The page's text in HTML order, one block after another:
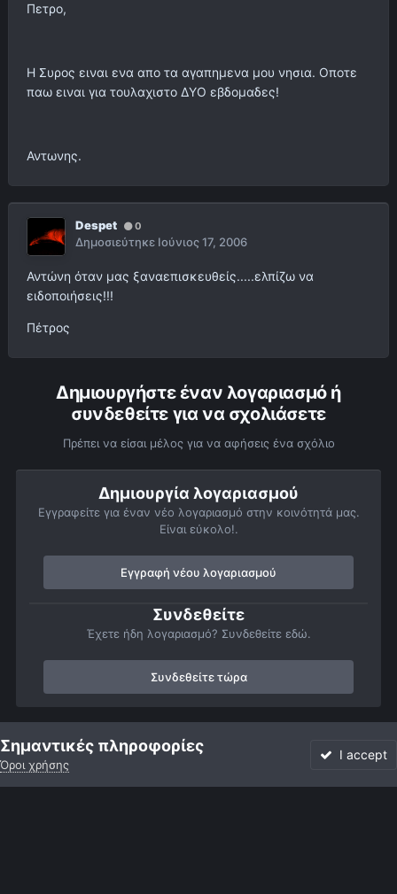
Πετρο,
Η Συρος ειναι ενα απο τα αγαπημενα μου νησια. Οποτε
παω ειναι για τουλαχιστο ΔΥΟ εβδομαδες!
Αντωνης.
Despet 0
Δημοσιεύτηκε Ιούνιος 17, 2006
Αντώνη όταν μας ξαναεπισκευθείς.....ελπίζω να
ειδοποιήσεις!!!
Πέτρος
Δημιουργήστε έναν λογαριασμό ή
συνδεθείτε για να σχολιάσετε
Πρέπει να είσαι μέλος για να αφήσεις ένα σχόλιο
Δημιουργία λογαριασμού
Εγγραφείτε για έναν νέο λογαριασμό στην κοινότητά μας.
Είναι εύκολο!.
Εγγραφή νέου λογαριασμού
Συνδεθείτε
Έχετε ήδη λογαριασμό? Συνδεθείτε εδώ.
Συνδεθείτε τώρα
Αρχή Αστροφωτογραφίες Διάφορες αστρονομικές φωτογραφίες
Σημαντικές πληροφορίες
Όροι χρήσης
I accept
Forum